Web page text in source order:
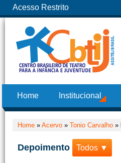
Acesso Restrito
Home Institucional
Home » Acervo » Tonio Carvalho »
Depoimento Todos ▼